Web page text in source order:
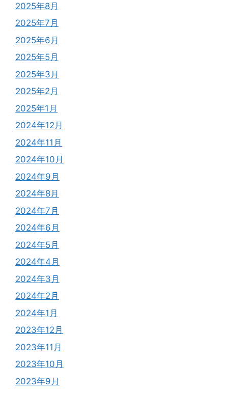
2025年8月
2025年7月
2025年6月
2025年5月
2025年3月
2025年2月
2025年1月
2024年12月
2024年11月
2024年10月
2024年9月
2024年8月
2024年7月
2024年6月
2024年5月
2024年4月
2024年3月
2024年2月
2024年1月
2023年12月
2023年11月
2023年10月
2023年9月